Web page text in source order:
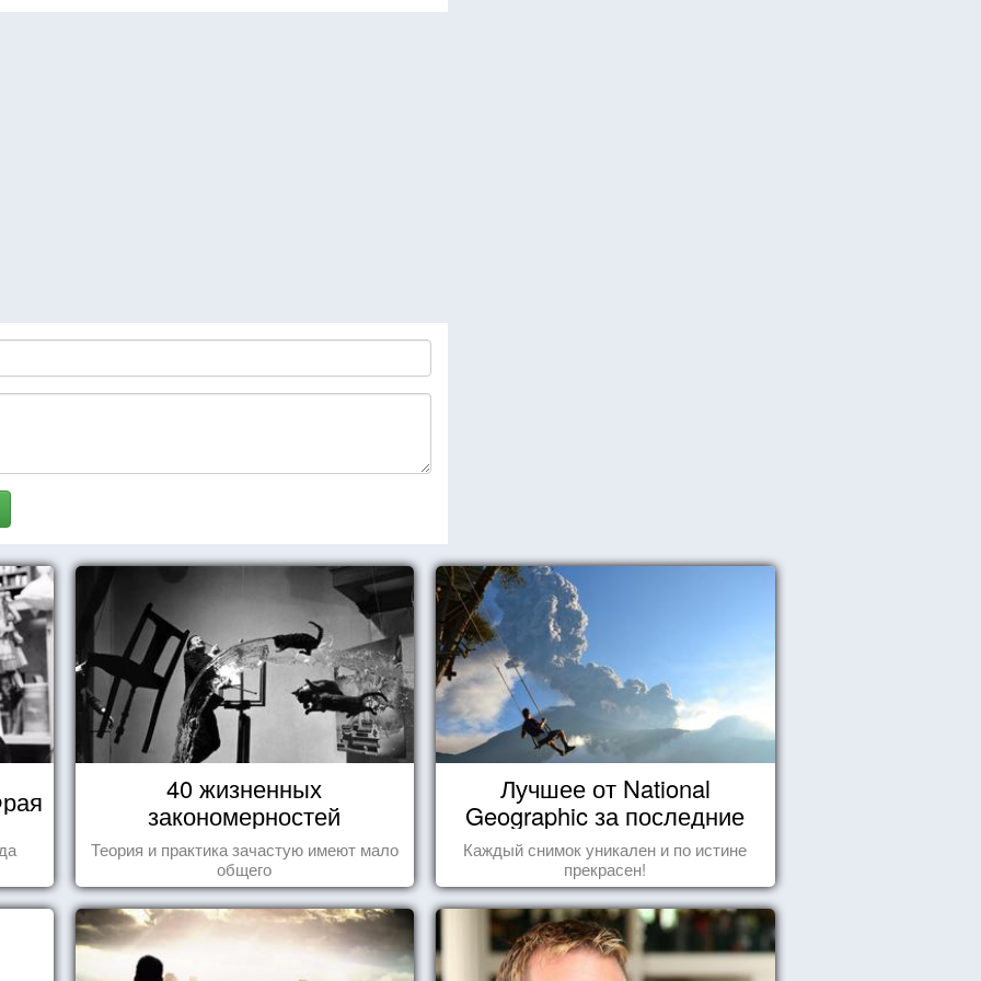
40 жизненных
закономерностей
Теория и практика зачастую имеют мало
общего
Лучшее от National
Geographic за последние
пару лет
Каждый снимок уникален и по истине
прекрасен!